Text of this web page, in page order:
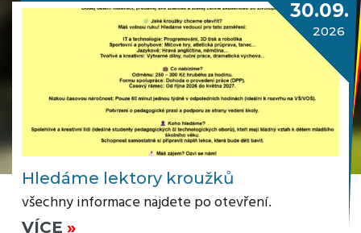
30.09.
2026
Hledáme lektory kroužků
všechny informace najdete po otevření.
VÍCE